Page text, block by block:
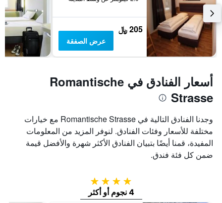
205 ﷼
عرض الصفقة
أسعار الفنادق في Romantische
Strasse
وجدنا الفنادق التالية في Romantische Strasse مع خيارات
مختلفة للأسعار وفئات الفنادق. لنوفر المزيد من المعلومات
المفيدة، قمنا أيضًا بتبيان الفنادق الأكثر شهرة والأفضل قيمة
ضمن كل فئة فندق.
4 نجوم
4 نجوم أو أكثر